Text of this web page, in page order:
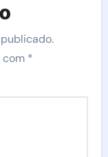
com *